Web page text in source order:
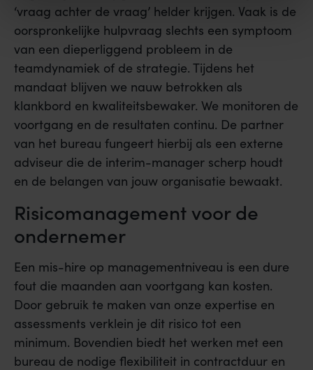
‘vraag achter de vraag’ helder krijgen. Vaak is de
oorspronkelijke hulpvraag slechts een symptoom
van een dieperliggend probleem in de
teamdynamiek of de strategie. Tijdens het
mandaat blijven we nauw betrokken als
klankbord en kwaliteitsbewaker. We monitoren de
voortgang en de resultaten continu. De partner
van het bureau fungeert hierbij als een externe
adviseur die de interim-manager scherp houdt
en de belangen van jouw organisatie bewaakt.
Risicomanagement voor de
ondernemer
Een mis-hire op managementniveau is een dure
fout die maanden aan voortgang kan kosten.
Door gebruik te maken van onze expertise en
assessments verklein je dit risico tot een
minimum. Bovendien biedt het werken met een
bureau de nodige flexibiliteit in contractduur en